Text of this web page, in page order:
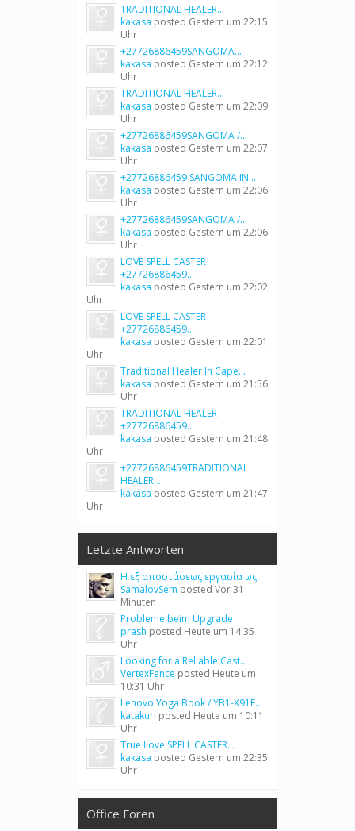
TRADITIONAL HEALER...
kakasa posted Gestern um 22:15
Uhr
+27726886459SANGOMA...
kakasa posted Gestern um 22:12
Uhr
TRADITIONAL HEALER...
kakasa posted Gestern um 22:09
Uhr
+27726886459SANGOMA /...
kakasa posted Gestern um 22:07
Uhr
+27726886459 SANGOMA IN...
kakasa posted Gestern um 22:06
Uhr
+27726886459SANGOMA /...
kakasa posted Gestern um 22:06
Uhr
LOVE SPELL CASTER
+27726886459...
kakasa posted Gestern um 22:02
Uhr
LOVE SPELL CASTER
+27726886459...
kakasa posted Gestern um 22:01
Uhr
Traditional Healer In Cape...
kakasa posted Gestern um 21:56
Uhr
TRADITIONAL HEALER
+27726886459...
kakasa posted Gestern um 21:48
Uhr
+27726886459TRADITIONAL
HEALER...
kakasa posted Gestern um 21:47
Uhr
Letzte Antworten
Η εξ αποστάσεως εργασία ως
SamalovSem posted Vor 31
Minuten
Probleme beim Upgrade
prash posted Heute um 14:35
Uhr
Looking for a Reliable Cast...
VertexFence posted Heute um
10:31 Uhr
Lenovo Yoga Book / YB1-X91F...
katakuri posted Heute um 10:11
Uhr
True Love SPELL CASTER...
kakasa posted Gestern um 22:35
Uhr
Office Foren